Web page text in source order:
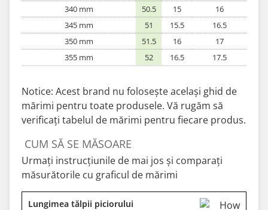
340 mm
50.5 15
16
345 mm
51 15.5
16.5
350 mm
51.5 16
17
355 mm
52 16.5 17.5
Notice: Acest brand nu folosește același ghid de
mărimi pentru toate produsele. Vă rugăm să
verificați tabelul de mărimi pentru fiecare produs.
CUM SĂ SE MĂSOARE
Urmați instrucțiunile de mai jos și comparați
măsurătorile cu graficul de mărimi
Lungimea tălpii piciorului